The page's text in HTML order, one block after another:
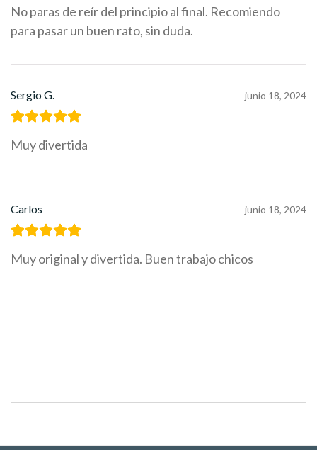
No paras de reír del principio al final. Recomiendo
para pasar un buen rato, sin duda.
Sergio G. junio 18, 2024
Muy divertida
Carlos junio 18, 2024
Muy original y divertida. Buen trabajo chicos